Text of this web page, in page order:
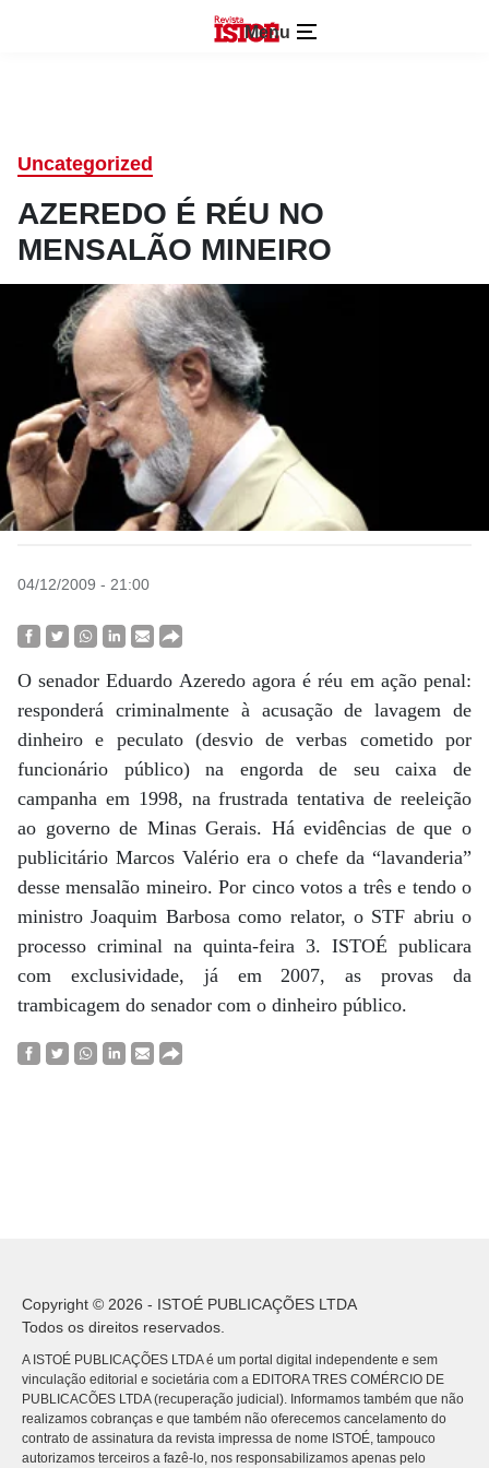
Menu
Uncategorized
AZEREDO É RÉU NO
MENSALÃO MINEIRO
04/12/2009 - 21:00
O senador Eduardo Azeredo agora é réu em ação penal:
responderá criminalmente à acusação de lavagem de
dinheiro e peculato (desvio de verbas cometido por
funcionário público) na engorda de seu caixa de
campanha em 1998, na frustrada tentativa de reeleição
ao governo de Minas Gerais. Há evidências de que o
publicitário Marcos Valério era o chefe da “lavanderia”
desse mensalão mineiro. Por cinco votos a três e tendo o
ministro Joaquim Barbosa como relator, o STF abriu o
processo criminal na quinta-feira 3. ISTOÉ publicara
com exclusividade, já em 2007, as provas da
trambicagem do senador com o dinheiro público.
Copyright © 2026 - ISTOÉ PUBLICAÇÕES LTDA
Todos os direitos reservados.
A ISTOÉ PUBLICAÇÕES LTDA é um portal digital independente e sem
vinculação editorial e societária com a EDITORA TRES COMÉRCIO DE
PUBLICACÕES LTDA (recuperação judicial). Informamos também que não
realizamos cobranças e que também não oferecemos cancelamento do
contrato de assinatura da revista impressa de nome ISTOÉ, tampouco
autorizamos terceiros a fazê-lo, nos responsabilizamos apenas pelo